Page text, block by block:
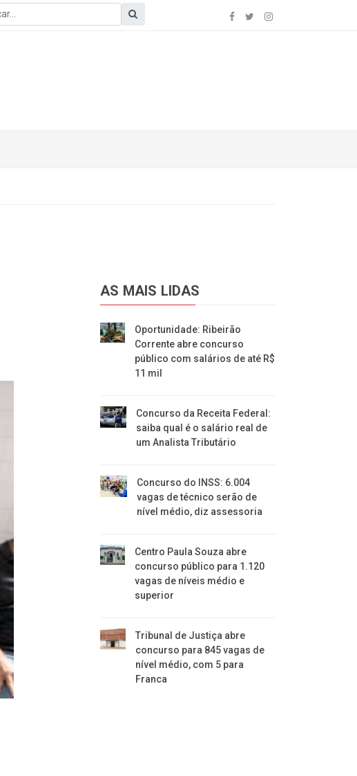
AS MAIS LIDAS
Oportunidade: Ribeirão
Corrente abre concurso
público com salários de até R$
11 mil
Concurso da Receita Federal:
saiba qual é o salário real de
um Analista Tributário
Concurso do INSS: 6.004
vagas de técnico serão de
nível médio, diz assessoria
Centro Paula Souza abre
concurso público para 1.120
vagas de níveis médio e
superior
Tribunal de Justiça abre
concurso para 845 vagas de
nível médio, com 5 para
Franca